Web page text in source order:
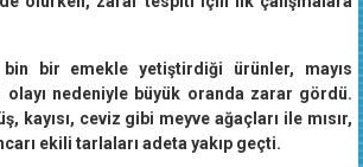
olurken, zarar tespiti için ilk çalışmalara
bir emekle yetiştirdiği ürünler, mayıs
olayı nedeniyle büyük oranda zarar gördü.
kayısı, ceviz gibi meyve ağaçları ile mısır,
ekili tarlaları adeta yakıp geçti.